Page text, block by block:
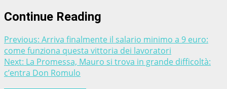
Continue Reading
Previous: Arriva finalmente il salario minimo a 9 euro:
come funziona questa vittoria dei lavoratori
Next: La Promessa, Mauro si trova in grande difficoltà:
c’entra Don Romulo